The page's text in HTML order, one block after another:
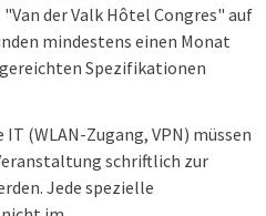
der Valk Hôtel Congres" auf
mindestens einen Monat
Spezifikationen
(WLAN-Zugang, VPN) müssen
schriftlich zur
Jede spezielle